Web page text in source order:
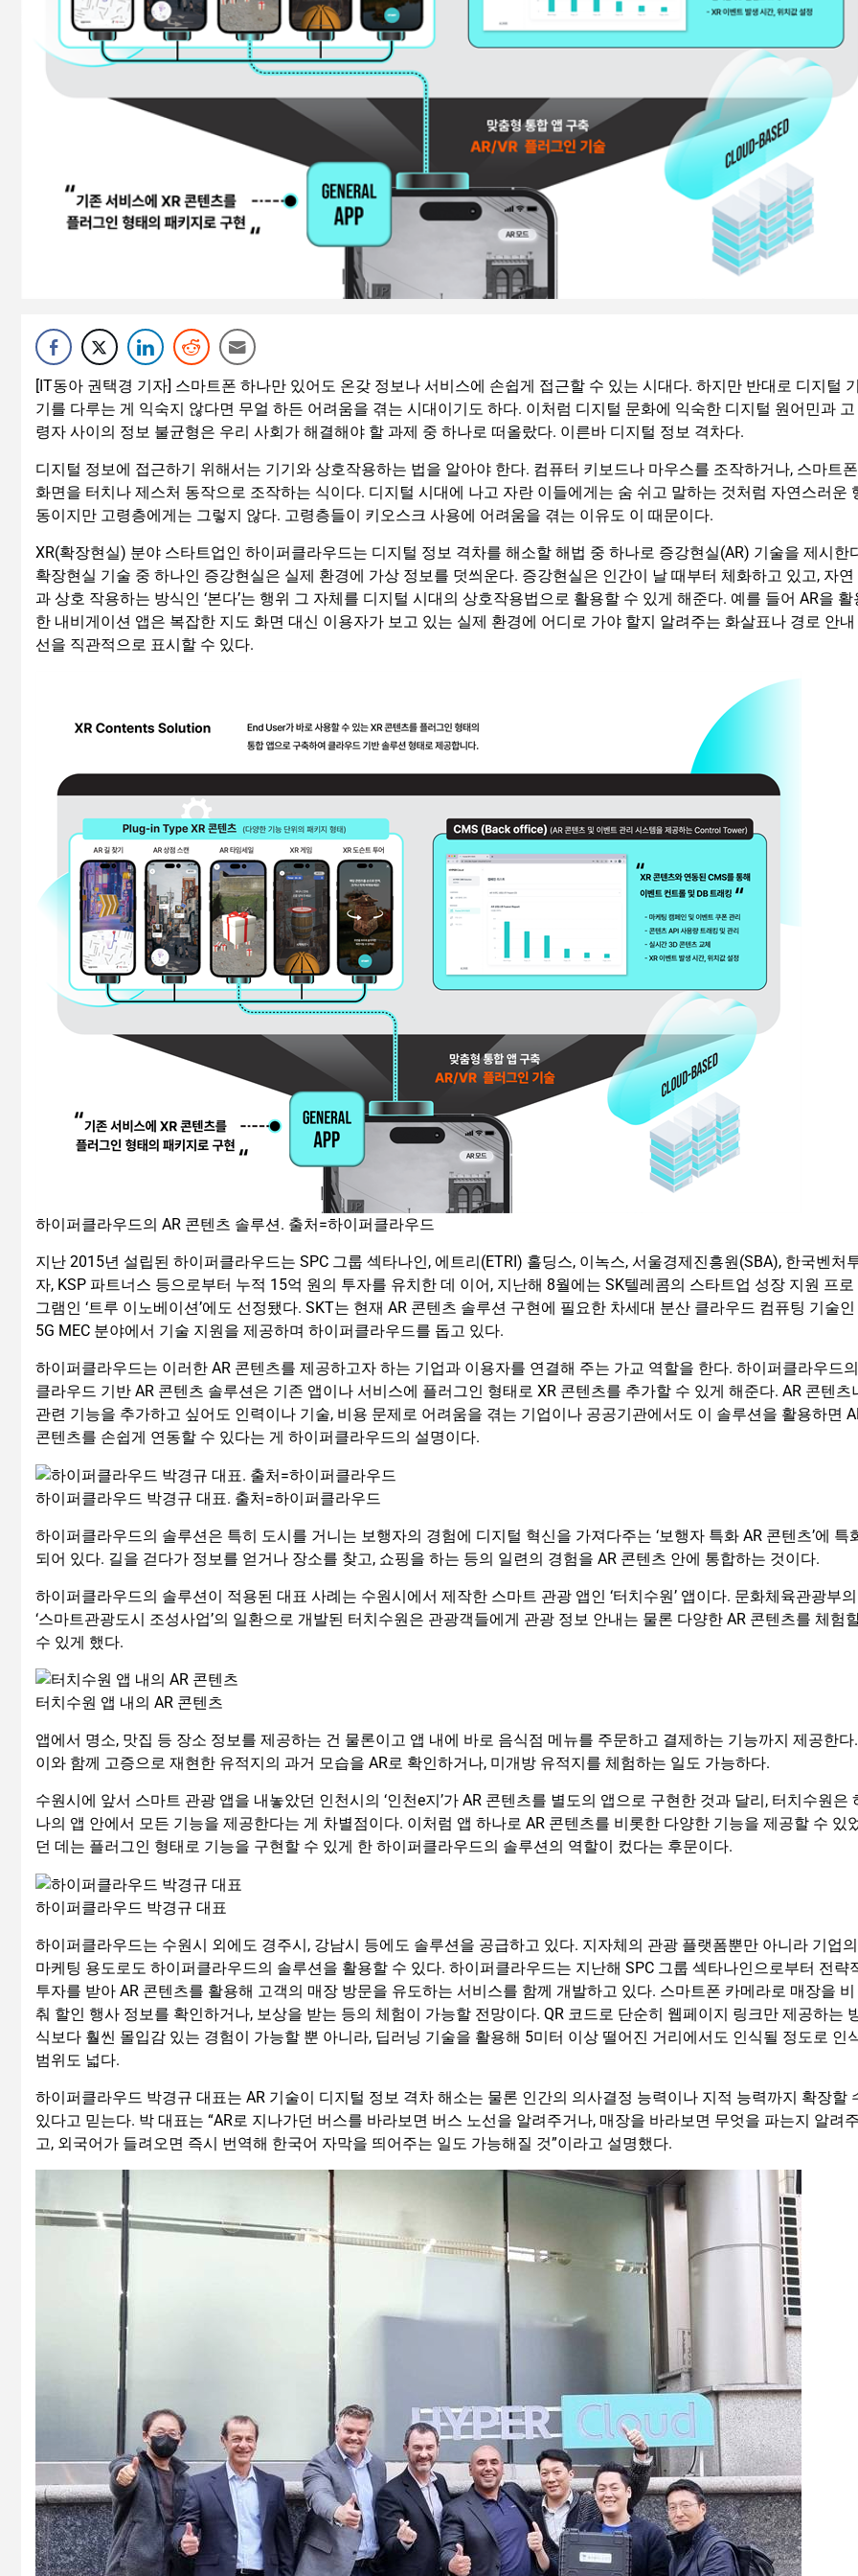
[IT동아 권택경 기자] 스마트폰 하나만 있어도 온갖 정보나 서비스에 손쉽게 접근할 수 있는 시대다. 하지만 반대로 디지털
기를 다루는 게 익숙지 않다면 무얼 하든 어려움을 겪는 시대이기도 하다. 이처럼 디지털 문화에 익숙한 디지털 원어민과 고
령자 사이의 정보 불균형은 우리 사회가 해결해야 할 과제 중 하나로 떠올랐다. 이른바 디지털 정보 격차다.
디지털 정보에 접근하기 위해서는 기기와 상호작용하는 법을 알아야 한다. 컴퓨터 키보드나 마우스를 조작하거나, 스마트폰
화면을 터치나 제스처 동작으로 조작하는 식이다. 디지털 시대에 나고 자란 이들에게는 숨 쉬고 말하는 것처럼 자연스러운
동이지만 고령층에게는 그렇지 않다. 고령층들이 키오스크 사용에 어려움을 겪는 이유도 이 때문이다.
XR(확장현실) 분야 스타트업인 하이퍼클라우드는 디지털 정보 격차를 해소할 해법 중 하나로 증강현실(AR) 기술을 제시한
확장현실 기술 중 하나인 증강현실은 실제 환경에 가상 정보를 덧씌운다. 증강현실은 인간이 날 때부터 체화하고 있고, 자연
과 상호 작용하는 방식인 ‘본다’는 행위 그 자체를 디지털 시대의 상호작용법으로 활용할 수 있게 해준다. 예를 들어 AR을 활
한 내비게이션 앱은 복잡한 지도 화면 대신 이용자가 보고 있는 실제 환경에 어디로 가야 할지 알려주는 화살표나 경로 안내
선을 직관적으로 표시할 수 있다.
하이퍼클라우드의 AR 콘텐츠 솔루션. 출처=하이퍼클라우드
지난 2015년 설립된 하이퍼클라우드는 SPC 그룹 섹타나인, 에트리(ETRI) 홀딩스, 이녹스, 서울경제진흥원(SBA), 한국벤처
자, KSP 파트너스 등으로부터 누적 15억 원의 투자를 유치한 데 이어, 지난해 8월에는 SK텔레콤의 스타트업 성장 지원 프로
그램인 ‘트루 이노베이션’에도 선정됐다. SKT는 현재 AR 콘텐츠 솔루션 구현에 필요한 차세대 분산 클라우드 컴퓨팅 기술인
5G MEC 분야에서 기술 지원을 제공하며 하이퍼클라우드를 돕고 있다.
하이퍼클라우드는 이러한 AR 콘텐츠를 제공하고자 하는 기업과 이용자를 연결해 주는 가교 역할을 한다. 하이퍼클라우드의
클라우드 기반 AR 콘텐츠 솔루션은 기존 앱이나 서비스에 플러그인 형태로 XR 콘텐츠를 추가할 수 있게 해준다. AR 콘텐츠
관련 기능을 추가하고 싶어도 인력이나 기술, 비용 문제로 어려움을 겪는 기업이나 공공기관에서도 이 솔루션을 활용하면
콘텐츠를 손쉽게 연동할 수 있다는 게 하이퍼클라우드의 설명이다.
하이퍼클라우드 박경규 대표. 출처=하이퍼클라우드
하이퍼클라우드의 솔루션은 특히 도시를 거니는 보행자의 경험에 디지털 혁신을 가져다주는 ‘보행자 특화 AR 콘텐츠’에 특
되어 있다. 길을 걷다가 정보를 얻거나 장소를 찾고, 쇼핑을 하는 등의 일련의 경험을 AR 콘텐츠 안에 통합하는 것이다.
하이퍼클라우드의 솔루션이 적용된 대표 사례는 수원시에서 제작한 스마트 관광 앱인 ‘터치수원’ 앱이다. 문화체육관광부의
‘스마트관광도시 조성사업’의 일환으로 개발된 터치수원은 관광객들에게 관광 정보 안내는 물론 다양한 AR 콘텐츠를 체험
수 있게 했다.
터치수원 앱 내의 AR 콘텐츠
앱에서 명소, 맛집 등 장소 정보를 제공하는 건 물론이고 앱 내에 바로 음식점 메뉴를 주문하고 결제하는 기능까지 제공한다.
이와 함께 고증으로 재현한 유적지의 과거 모습을 AR로 확인하거나, 미개방 유적지를 체험하는 일도 가능하다.
수원시에 앞서 스마트 관광 앱을 내놓았던 인천시의 ‘인천e지’가 AR 콘텐츠를 별도의 앱으로 구현한 것과 달리, 터치수원은
나의 앱 안에서 모든 기능을 제공한다는 게 차별점이다. 이처럼 앱 하나로 AR 콘텐츠를 비롯한 다양한 기능을 제공할 수 있
던 데는 플러그인 형태로 기능을 구현할 수 있게 한 하이퍼클라우드의 솔루션의 역할이 컸다는 후문이다.
하이퍼클라우드 박경규 대표
하이퍼클라우드는 수원시 외에도 경주시, 강남시 등에도 솔루션을 공급하고 있다. 지자체의 관광 플랫폼뿐만 아니라 기업의
마케팅 용도로도 하이퍼클라우드의 솔루션을 활용할 수 있다. 하이퍼클라우드는 지난해 SPC 그룹 섹타나인으로부터 전략
투자를 받아 AR 콘텐츠를 활용해 고객의 매장 방문을 유도하는 서비스를 함께 개발하고 있다. 스마트폰 카메라로 매장을 비
춰 할인 행사 정보를 확인하거나, 보상을 받는 등의 체험이 가능할 전망이다. QR 코드로 단순히 웹페이지 링크만 제공하는
식보다 훨씬 몰입감 있는 경험이 가능할 뿐 아니라, 딥러닝 기술을 활용해 5미터 이상 떨어진 거리에서도 인식될 정도로 인
범위도 넓다.
하이퍼클라우드 박경규 대표는 AR 기술이 디지털 정보 격차 해소는 물론 인간의 의사결정 능력이나 지적 능력까지 확장할
있다고 믿는다. 박 대표는 “AR로 지나가던 버스를 바라보면 버스 노선을 알려주거나, 매장을 바라보면 무엇을 파는지 알려
고, 외국어가 들려오면 즉시 번역해 한국어 자막을 띄어주는 일도 가능해질 것”이라고 설명했다.